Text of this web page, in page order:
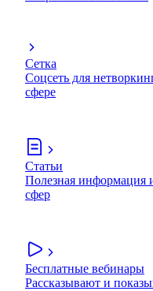
Сетка
Соцсеть для
сфере
Статьи
Полезная информация
сфер
Бесплатные вебинары
Рассказывают и